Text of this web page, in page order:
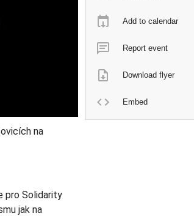
na
pro Solidarity
jak na
Add to calendar
Report event
Download flyer
Embed